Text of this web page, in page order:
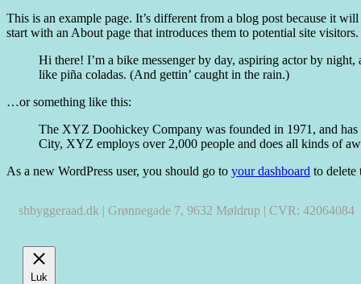
This is an example page. It’s different from a blog post because it
start with an About page that introduces them to potential site
Hi there! I’m a bike messenger by day, aspiring actor by
like piña coladas. (And gettin’ caught in the rain.)
…or something like this:
The XYZ Doohickey Company was founded in 1971, and
City, XYZ employs over 2,000 people and does all kinds of
As a new WordPress user, you should go to your dashboard to delete
shbyggeraad.dk | Grønnegade 7, 9632 Møldrup | CVR: 42064084
Luk